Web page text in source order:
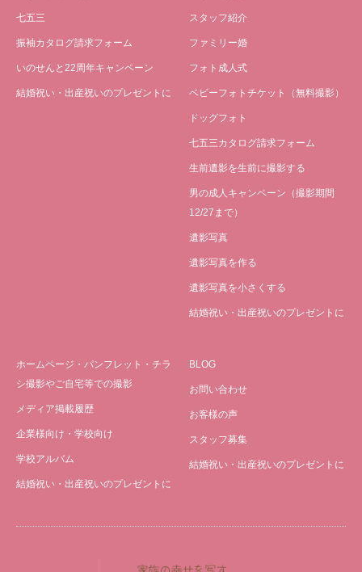
七五三
振袖カタログ請求フォーム
いのせんと22周年キャンペーン
結婚祝い・出産祝いのプレゼントに
スタッフ紹介
ファミリー婚
フォト成人式
ベビーフォトチケット（無料撮影）
ドッグフォト
七五三カタログ請求フォーム
生前遺影を生前に撮影する
男の成人キャンペーン（撮影期間
12/27まで）
遺影写真
遺影写真を作る
遺影写真を小さくする
結婚祝い・出産祝いのプレゼントに
ホームページ・パンフレット・チラ
シ撮影やご自宅等での撮影
メディア掲載履歴
企業様向け・学校向け
学校アルバム
結婚祝い・出産祝いのプレゼントに
BLOG
お問い合わせ
お客様の声
スタッフ募集
結婚祝い・出産祝いのプレゼントに